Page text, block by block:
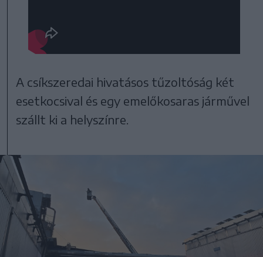
A csíkszeredai hivatásos tűzoltóság két
esetkocsival és egy emelőkosaras járművel
szállt ki a helyszínre.